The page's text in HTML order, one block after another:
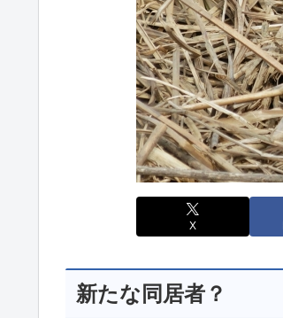
X
新たな同居者？